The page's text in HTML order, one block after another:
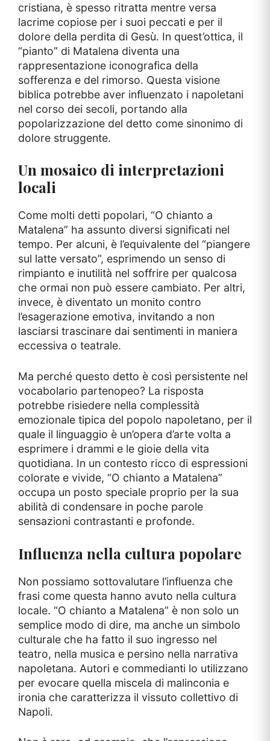
cristiana, è spesso ritratta mentre versa
lacrime copiose per i suoi peccati e per il
dolore della perdita di Gesù. In quest’ottica, il
“pianto” di Matalena diventa una
rappresentazione iconografica della
sofferenza e del rimorso. Questa visione
biblica potrebbe aver influenzato i napoletani
nel corso dei secoli, portando alla
popolarizzazione del detto come sinonimo di
dolore struggente.
Un mosaico di interpretazioni
locali
Come molti detti popolari, “O chianto a
Matalena” ha assunto diversi significati nel
tempo. Per alcuni, è l’equivalente del “piangere
sul latte versato”, esprimendo un senso di
rimpianto e inutilità nel soffrire per qualcosa
che ormai non può essere cambiato. Per altri,
invece, è diventato un monito contro
l’esagerazione emotiva, invitando a non
lasciarsi trascinare dai sentimenti in maniera
eccessiva o teatrale.
Ma perché questo detto è così persistente nel
vocabolario partenopeo? La risposta
potrebbe risiedere nella complessità
emozionale tipica del popolo napoletano, per il
quale il linguaggio è un’opera d’arte volta a
esprimere i drammi e le gioie della vita
quotidiana. In un contesto ricco di espressioni
colorate e vivide, “O chianto a Matalena”
occupa un posto speciale proprio per la sua
abilità di condensare in poche parole
sensazioni contrastanti e profonde.
Influenza nella cultura popolare
Non possiamo sottovalutare l’influenza che
frasi come questa hanno avuto nella cultura
locale. “O chianto a Matalena” è non solo un
semplice modo di dire, ma anche un simbolo
culturale che ha fatto il suo ingresso nel
teatro, nella musica e persino nella narrativa
napoletana. Autori e commedianti lo utilizzano
per evocare quella miscela di malinconia e
ironia che caratterizza il vissuto collettivo di
Napoli.